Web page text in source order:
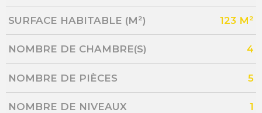
SURFACE HABITABLE (M²) 123 M²
NOMBRE DE CHAMBRE(S) 4
NOMBRE DE PIÈCES 5
NOMBRE DE NIVEAUX 1